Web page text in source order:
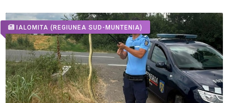
IALOMITA (REGIUNEA SUD-MUNTENIA)